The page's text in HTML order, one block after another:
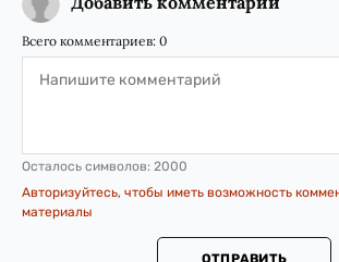
Всего комментариев: 0
Осталось символов: 2000
Авторизуйтесь, чтобы иметь возможность
материалы